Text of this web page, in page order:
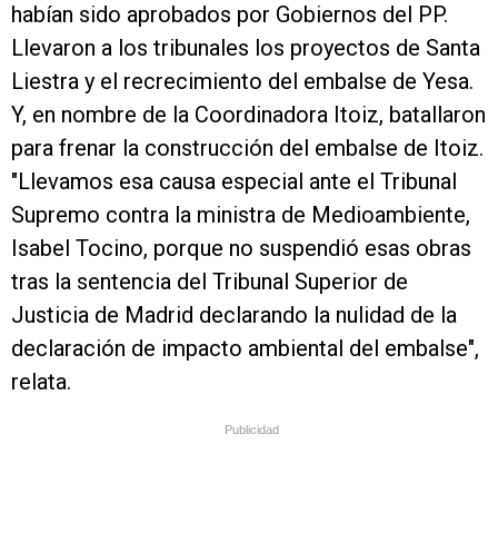
habían sido aprobados por Gobiernos del PP.
Llevaron a los tribunales los proyectos de Santa
Liestra y el recrecimiento del embalse de Yesa.
Y, en nombre de la Coordinadora Itoiz, batallaron
para frenar la construcción del embalse de Itoiz.
"Llevamos esa causa especial ante el Tribunal
Supremo contra la ministra de Medioambiente,
Isabel Tocino, porque no suspendió esas obras
tras la sentencia del Tribunal Superior de
Justicia de Madrid declarando la nulidad de la
declaración de impacto ambiental del embalse",
relata.
Publicidad